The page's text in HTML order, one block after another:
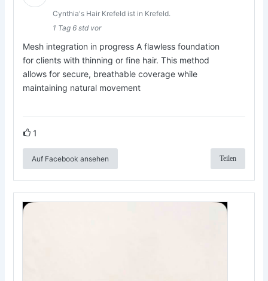
Cynthia's Hair Krefeld ist in Krefeld.
1 Tag 6 std vor
Mesh integration in progress A flawless foundation
for clients with thinning or fine hair. This method
allows for secure, breathable coverage while
maintaining natural movement
1
Auf Facebook ansehen Teilen